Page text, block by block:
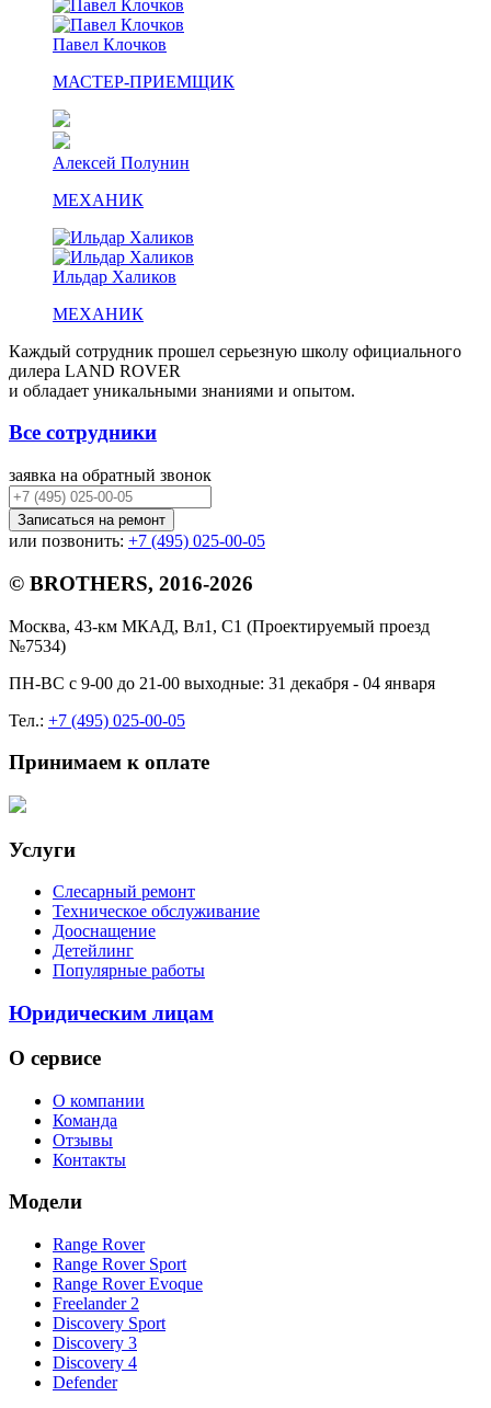
Павел Клочков
МАСТЕР-ПРИЕМЩИК
Алексей Полунин
МЕХАНИК
Ильдар Халиков
МЕХАНИК
Каждый сотрудник прошел серьезную школу официального
дилера LAND ROVER
и обладает уникальными знаниями и опытом.
Все сотрудники
заявка на обратный звонок
Записаться на ремонт
или позвонить: +7 (495) 025-00-05
© BROTHERS, 2016-2026
Москва, 43-км МКАД, Вл1, С1 (Проектируемый проезд
№7534)
ПН-ВС с 9-00 до 21-00 выходные: 31 декабря - 04 января
Тел.: +7 (495) 025-00-05
Принимаем к оплате
Услуги
Слесарный ремонт
Техническое обслуживание
Дооснащение
Детейлинг
Популярные работы
Юридическим лицам
О сервисе
О компании
Команда
Отзывы
Контакты
Модели
Range Rover
Range Rover Sport
Range Rover Evoque
Freelander 2
Discovery Sport
Discovery 3
Discovery 4
Defender